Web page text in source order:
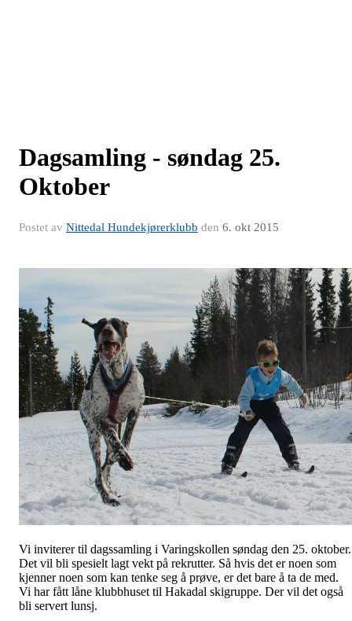
Dagsamling - søndag 25.
Oktober
Postet av Nittedal Hundekjørerklubb den 6. okt 2015
Vi inviterer til dagssamling i Varingskollen søndag den 25. oktober.
Det vil bli spesielt lagt vekt på rekrutter. Så hvis det er noen som
kjenner noen som kan tenke seg å prøve, er det bare å ta de med.
Vi har fått låne klubbhuset til Hakadal skigruppe. Der vil det også
bli servert lunsj.